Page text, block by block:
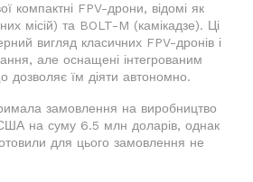
компактні FPV-дрони, відомі як
місій) та BOLT-M (камікадзе). Ці
вигляд класичних FPV-дронів і
але оснащені інтегрованим
дозволяє їм діяти автономно.
замовлення на виробництво
на суму 6.5 млн доларів, однак
для цього замовлення не